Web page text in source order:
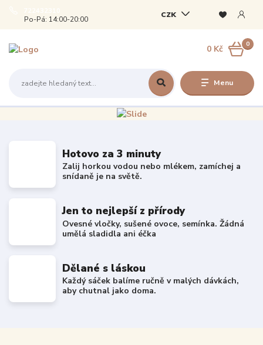
Menu
Po-Pá: 14:00-20:00 CZK
0
0 Kč
Hotovo za 3 minuty
Zalij horkou vodou nebo mlékem, zamíchej a
snídaně je na světě.
Jen to nejlepší z přírody
Ovesné vločky, sušené ovoce, semínka. Žádná
umělá sladidla ani éčka
Dělané s láskou
Každý sáček balíme ručně v malých dávkách,
aby chutnal jako doma.